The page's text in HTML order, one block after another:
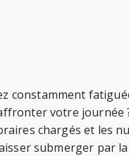
constamment
votre journée
chargés et les
submerger par